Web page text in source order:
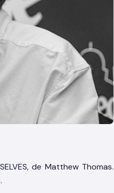
de Matthew Thomas.